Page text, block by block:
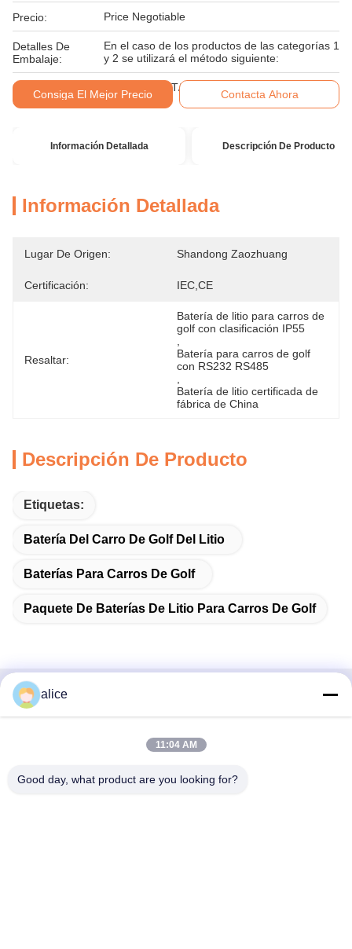
Precio: Price Negotiable
Detalles De
Embalaje:
En el caso de los productos de las categorías 1
y 2 se utilizará el método siguiente:
Condiciones De
Pago:
LC, D/A, D/P, T/T, Unión Occidental
Consiga El Mejor Precio Contacta Ahora
Información Detallada Descripción De Producto
Información Detallada
Lugar De Origen: Shandong Zaozhuang
Certificación: IEC,CE
Resaltar:
Batería de litio para carros de
golf con clasificación IP55
Batería para carros de golf
con RS232 RS485
Batería de litio certificada de
fábrica de China
Descripción De Producto
Etiquetas:
Batería Del Carro De Golf Del Litio
Baterías Para Carros De Golf
Paquete De Baterías De Litio Para Carros De Golf
Contacto Rápido
Zona de Alta Tecnología, Ciudad de Zaozhuang, Shandong,
alice
11:04 AM
Good day, what product are you looking for?